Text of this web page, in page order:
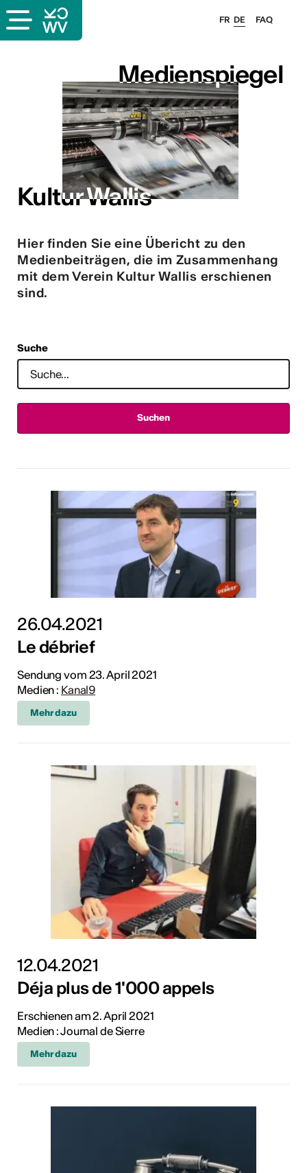
Logo
FAQ
FR DE
Medienspiegel
Kultur Wallis
Medienspiegel
Kultur Wallis
Hier finden Sie eine Übericht zu den
Medienbeiträgen, die im Zusammenhang
mit dem Verein Kultur Wallis erschienen
sind.
Suche
26.04.2021
Le débrief
Sendung vom 23. April 2021
Medien : Kanal9
Mehr dazu
12.04.2021
Déja plus de 1'000 appels
Erschienen am 2. April 2021
Medien : Journal de Sierre
Mehr dazu